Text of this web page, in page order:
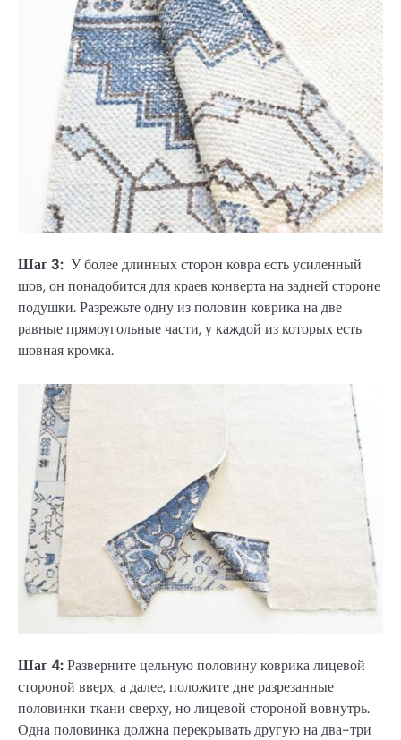
Шаг 3: У более длинных сторон ковра есть усиленный
шов, он понадобится для краев конверта на задней стороне
подушки. Разрежьте одну из половин коврика на две
равные прямоугольные части, у каждой из которых есть
шовная кромка.
Шаг 4:Разверните цельную половину коврика лицевой
стороной вверх, а далее, положите дне разрезанные
половинки ткани сверху, но лицевой стороной вовнутрь.
Одна половинка должна перекрывать другую на два-три